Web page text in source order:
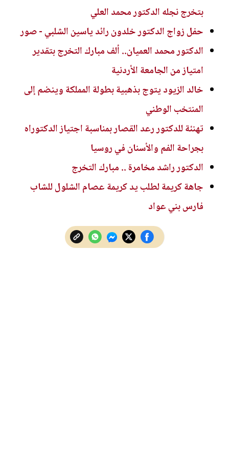
بتخرج نجله الدكتور محمد العلي
حفل زواج الدكتور خلدون رائد ياسين الشلبي - صور
الدكتور محمد العميان.. ألف مبارك التخرج بتقدير
امتياز من الجامعة الأردنية
خالد الزيود يتوج بذهبية بطولة المملكة وينضم إلى
المنتخب الوطني
تهنئة للدكتور رعد القصار بمناسبة اجتياز الدكتوراه
بجراحة الفم والأسنان في روسيا
الدكتور راشد مخامرة .. مبارك التخرج
جاهة كريمة لطلب يد كريمة عصام الشلول للشاب
فارس بني عواد